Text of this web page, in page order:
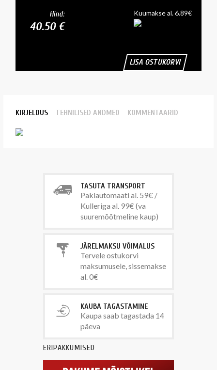
Hind:
40.50 €
Kuumakse al. 6.89€
LISA OSTUKORVI
KIRJELDUS TEHNILISED ANDMED KOMMENTAARID
TASUTA TRANSPORT
Pakiautomaati al. 59€ /
Kulleriga al. 99€ (va
suuremõõtmeline kaup)
JÄRELMAKSU VÕIMALUS
Tervele ostukorvi
maksumusele, sissemakse
al. 0€
KAUBA TAGASTAMINE
Kaupa saab tagastada 14
päeva
ERIPAKKUMISED